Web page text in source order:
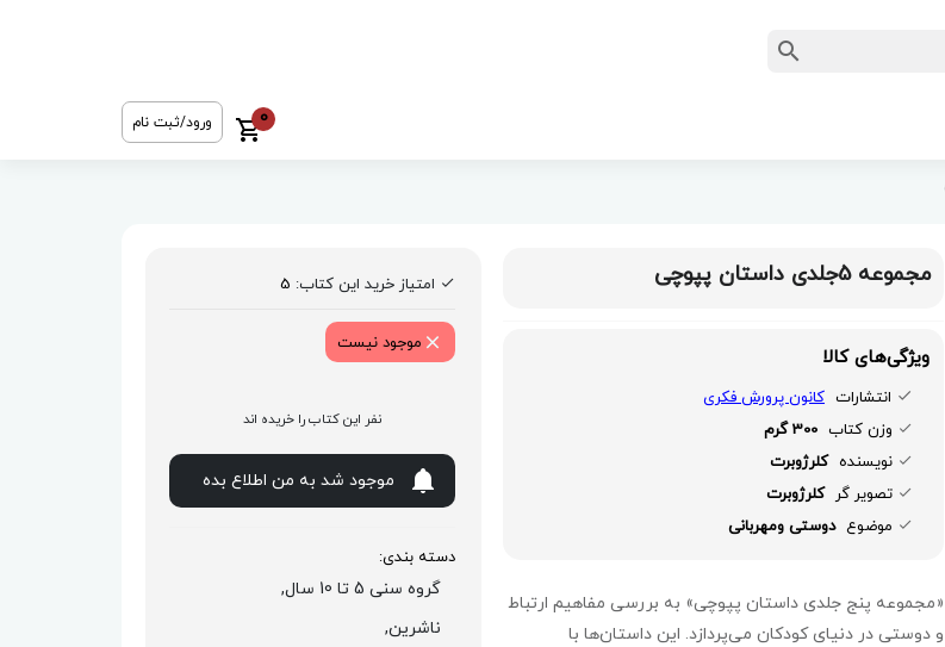
0 ورود/ثبت نام
مجموعه 5جلدی داستان پپوچی
ویژگی‌های کالا
انتشارات کانون پرورش فکری
وزن کتاب 300 گرم
نویسنده کلرژوبرت
تصویر گر کلرژوبرت
موضوع دوستی ومهربانی
«مجموعه پنج جلدی داستان پپوچی» به بررسی مفاهیم ارتباط
و دوستی در دنیای کودکان می‌پردازد. این داستان‌ها با
امتیاز خرید این کتاب: 5
موجود نیست
نفر این کتاب را خریده اند
موجود شد به من اطلاع بده
دسته بندی:
گروه سنی 5 تا 10 سال,
ناشرین,